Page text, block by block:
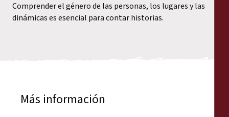
Comprender el género de las personas, los lugares y las
dinámicas es esencial para contar historias.
Más información